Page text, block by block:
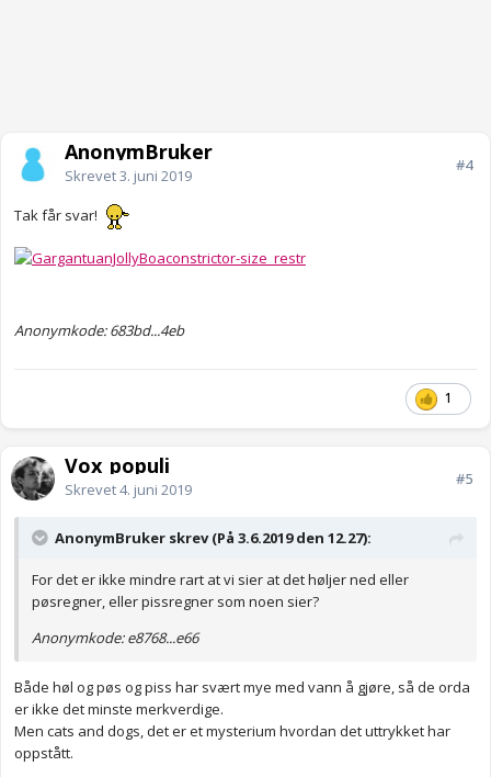
AnonymBruker
Skrevet3. juni 2019
#4
Tak får svar!
Anonymkode: 683bd...4eb
1
Vox_populi
Skrevet4. juni 2019
#5
AnonymBruker skrev (På 3.6.2019 den 12.27):
For det er ikke mindre rart at vi sier at det høljer ned eller
pøsregner, eller pissregner som noen sier?
Anonymkode: e8768...e66
Både høl og pøs og piss har svært mye med vann å gjøre, så de orda
er ikke det minste merkverdige.
Men cats and dogs, det er et mysterium hvordan det uttrykket har
oppstått.